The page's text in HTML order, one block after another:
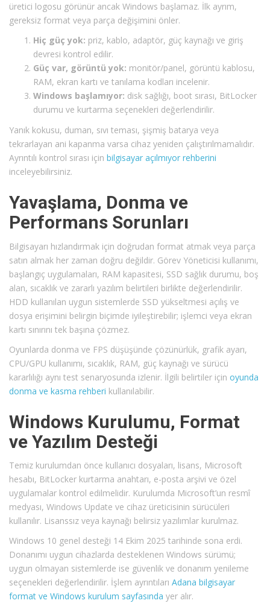
üretici logosu görünür ancak Windows başlamaz. İlk ayrım,
gereksiz format veya parça değişimini önler.
Hiç güç yok: priz, kablo, adaptör, güç kaynağı ve giriş
devresi kontrol edilir.
Güç var, görüntü yok: monitör/panel, görüntü kablosu,
RAM, ekran kartı ve tanılama kodları incelenir.
Windows başlamıyor: disk sağlığı, boot sırası, BitLocker
durumu ve kurtarma seçenekleri değerlendirilir.
Yanık kokusu, duman, sıvı teması, şişmiş batarya veya
tekrarlayan ani kapanma varsa cihaz yeniden çalıştırılmamalıdır.
Ayrıntılı kontrol sırası için bilgisayar açılmıyor rehberini
inceleyebilirsiniz.
Yavaşlama, Donma ve
Performans Sorunları
Bilgisayarı hızlandırmak için doğrudan format atmak veya parça
satın almak her zaman doğru değildir. Görev Yöneticisi kullanımı,
başlangıç uygulamaları, RAM kapasitesi, SSD sağlık durumu, boş
alan, sıcaklık ve zararlı yazılım belirtileri birlikte değerlendirilir.
HDD kullanılan uygun sistemlerde SSD yükseltmesi açılış ve
dosya erişimini belirgin biçimde iyileştirebilir; işlemci veya ekran
kartı sınırını tek başına çözmez.
Oyunlarda donma ve FPS düşüşünde çözünürlük, grafik ayarı,
CPU/GPU kullanımı, sıcaklık, RAM, güç kaynağı ve sürücü
kararlılığı aynı test senaryosunda izlenir. İlgili belirtiler için oyunda
donma ve kasma rehberi kullanılabilir.
Windows Kurulumu, Format
ve Yazılım Desteği
Temiz kurulumdan önce kullanıcı dosyaları, lisans, Microsoft
hesabı, BitLocker kurtarma anahtarı, e-posta arşivi ve özel
uygulamalar kontrol edilmelidir. Kurulumda Microsoft’un resmî
medyası, Windows Update ve cihaz üreticisinin sürücüleri
kullanılır. Lisanssız veya kaynağı belirsiz yazılımlar kurulmaz.
Windows 10 genel desteği 14 Ekim 2025 tarihinde sona erdi.
Donanımı uygun cihazlarda desteklenen Windows sürümü;
uygun olmayan sistemlerde ise güvenlik ve donanım yenileme
seçenekleri değerlendirilir. İşlem ayrıntıları Adana bilgisayar
format ve Windows kurulum sayfasında yer alır.